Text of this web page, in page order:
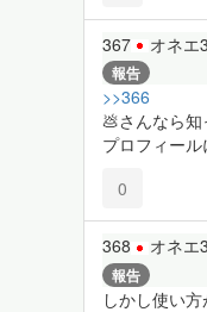
367 オネエ
報告
>>366
💩さんなら知
プロフィー
0
368 オネエ
報告
しかし使い